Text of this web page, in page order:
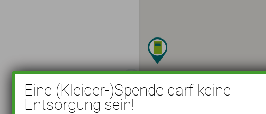
Eine (Kleider-)Spende darf keine
Entsorgung sein!